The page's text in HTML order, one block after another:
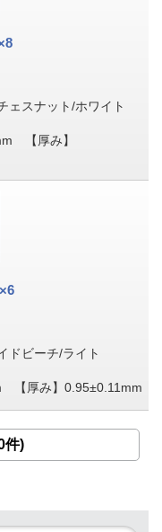
スナット/ホワイト
【厚み】
ビーチ/ライト
【厚み】0.95±0.11mm
件)